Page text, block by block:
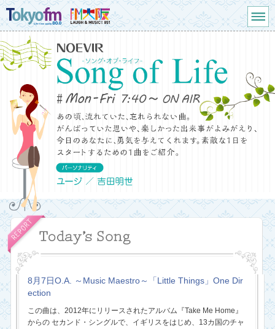
8月7日O.A. ～Music Maestro～「Little Things」One Dir
ection
この曲は、2012年にリリースされたアルバム『Take Me Home』
からの セカンド・シングルで、イギリスをはじめ、13カ国のチャ